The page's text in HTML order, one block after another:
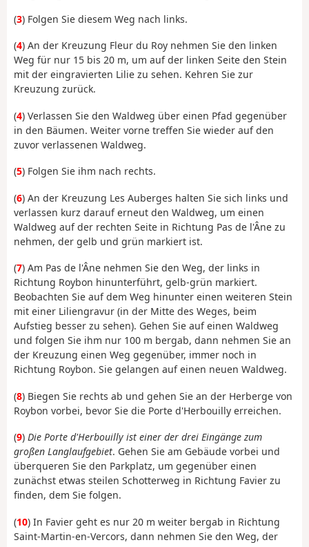
(3) Folgen Sie diesem Weg nach links.
(4) An der Kreuzung Fleur du Roy nehmen Sie den linken
Weg für nur 15 bis 20 m, um auf der linken Seite den Stein
mit der eingravierten Lilie zu sehen. Kehren Sie zur
Kreuzung zurück.
(4) Verlassen Sie den Waldweg über einen Pfad gegenüber
in den Bäumen. Weiter vorne treffen Sie wieder auf den
zuvor verlassenen Waldweg.
(5) Folgen Sie ihm nach rechts.
(6) An der Kreuzung Les Auberges halten Sie sich links und
verlassen kurz darauf erneut den Waldweg, um einen
Waldweg auf der rechten Seite in Richtung Pas de l'Âne zu
nehmen, der gelb und grün markiert ist.
(7) Am Pas de l'Âne nehmen Sie den Weg, der links in
Richtung Roybon hinunterführt, gelb-grün markiert.
Beobachten Sie auf dem Weg hinunter einen weiteren Stein
mit einer Liliengravur (in der Mitte des Weges, beim
Aufstieg besser zu sehen). Gehen Sie auf einen Waldweg
und folgen Sie ihm nur 100 m bergab, dann nehmen Sie an
der Kreuzung einen Weg gegenüber, immer noch in
Richtung Roybon. Sie gelangen auf einen neuen Waldweg.
(8) Biegen Sie rechts ab und gehen Sie an der Herberge von
Roybon vorbei, bevor Sie die Porte d'Herbouilly erreichen.
(9) Die Porte d'Herbouilly ist einer der drei Eingänge zum
großen Langlaufgebiet. Gehen Sie am Gebäude vorbei und
überqueren Sie den Parkplatz, um gegenüber einen
zunächst etwas steilen Schotterweg in Richtung Favier zu
finden, dem Sie folgen.
(10) In Favier geht es nur 20 m weiter bergab in Richtung
Saint-Martin-en-Vercors, dann nehmen Sie den Weg, der